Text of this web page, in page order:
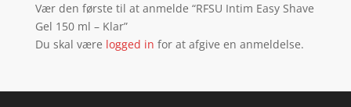
Vær den første til at anmelde “RFSU Intim Easy Shave
Gel 150 ml – Klar”
Du skal være logged in for at afgive en anmeldelse.